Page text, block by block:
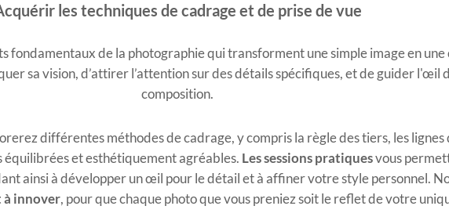
les techniques de cadrage et de prise de vue
fondamentaux de la photographie qui transforment une simple image en
sa vision, d’attirer l’attention sur des détails spécifiques, et de guider l'œil
composition.
différentes méthodes de cadrage, y compris la règle des tiers, les
équilibrées et esthétiquement agréables. Les sessions pratiquesvous
ainsi à développer un œil pour le détail et à affiner votre style personnel.
à innover, pour que chaque photo que vous preniez soit le reflet de votre